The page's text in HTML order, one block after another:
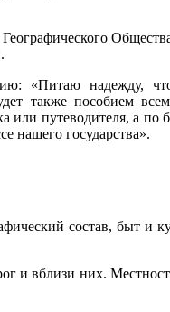
«Питаю надежду,
также пособием
или путеводителя, а
нашего государства».
состав, быт и
и вблизи них.